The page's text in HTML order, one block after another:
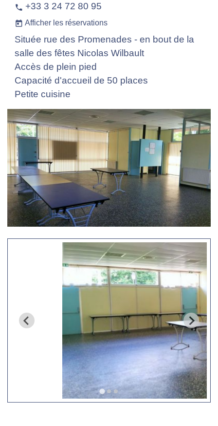
phone +33 3 24 72 80 95
today Afficher les réservations
Située rue des Promenades - en bout de la
salle des fêtes Nicolas Wilbault
Accès de plein pied
Capacité d'accueil de 50 places
Petite cuisine